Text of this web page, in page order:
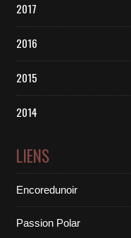
2017
2016
2015
2014
LIENS
Encoredunoir
Passion Polar